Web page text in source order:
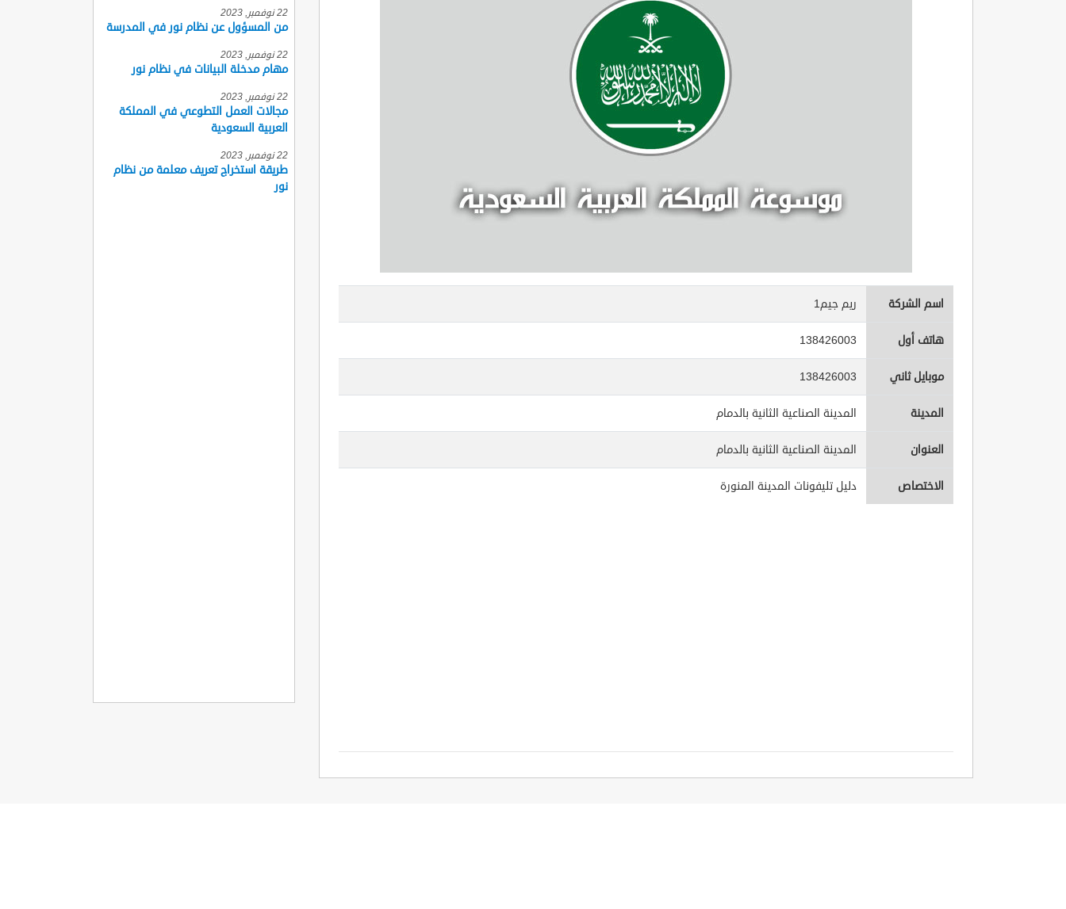
اسم الشركة ريم جيم1
هاتف أول 138426003
موبايل ثاني 138426003
المدينة المدينة الصناعية الثانية بالدمام
العنوان المدينة الصناعية الثانية بالدمام
الاختصاص دليل تليفونات المدينة المنورة
22 نوفمبر, 2023
من المسؤول عن نظام نور في المدرسة
22 نوفمبر, 2023
مهام مدخلة البيانات في نظام نور
22 نوفمبر, 2023
مجالات العمل التطوعي في المملكة
العربية السعودية
22 نوفمبر, 2023
طريقة استخراج تعريف معلمة من نظام
نور